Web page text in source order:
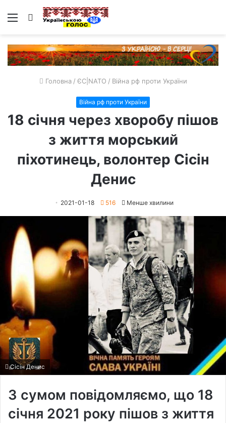
Меню Пошук
Головна / ЄС|NATO / Війна рф проти України
Війна рф проти України
18 січня через хворобу пішов
з життя морський
піхотинець, волонтер Сісін
Денис
2021-01-18 516 Менше хвилини
Сісін Денис
З сумом повідомляємо, що 18
січня 2021 року пішов з життя